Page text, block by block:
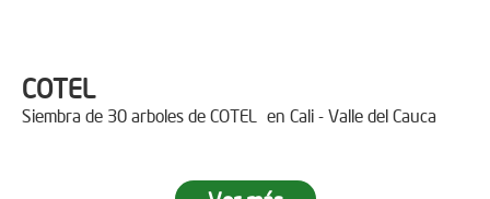
COTEL
Siembra de 30 arboles de COTEL en Cali - Valle del Cauca